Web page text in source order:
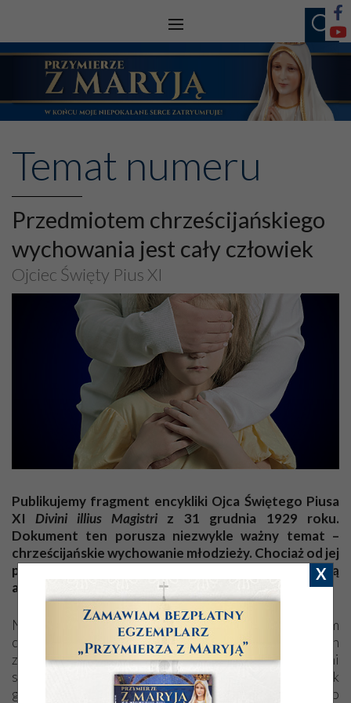
X
Temat numeru
Przedmiotem chrześcijańskiego
wychowania jest cały człowiek
Ojciec Święty Pius XI
Publikujemy fragment encykliki Ojca Świętego Piusa
XI Divini illius Magistri z 31 grudnia 1929 roku.
Dokument ten porusza niezwykle ważny temat –
chrześcijańskie wychowanie młodzieży. Chociaż od jej
publikacji minął prawie wiek, wciąż uderza swą
aktualnością!
Nigdy nie powinno się tracić z oczu, że przedmiotem
chrześcijańskiego wychowania jest cały człowiek, duch
złączony z ciałem w jedności natury, ze wszystkimi
swoimi władzami przyrodzonymi i nadprzyrodzonymi, jak
go nam przedstawia zdrowy rozum i Objawienie; przeto